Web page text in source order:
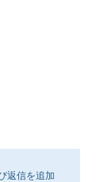
返信を追加